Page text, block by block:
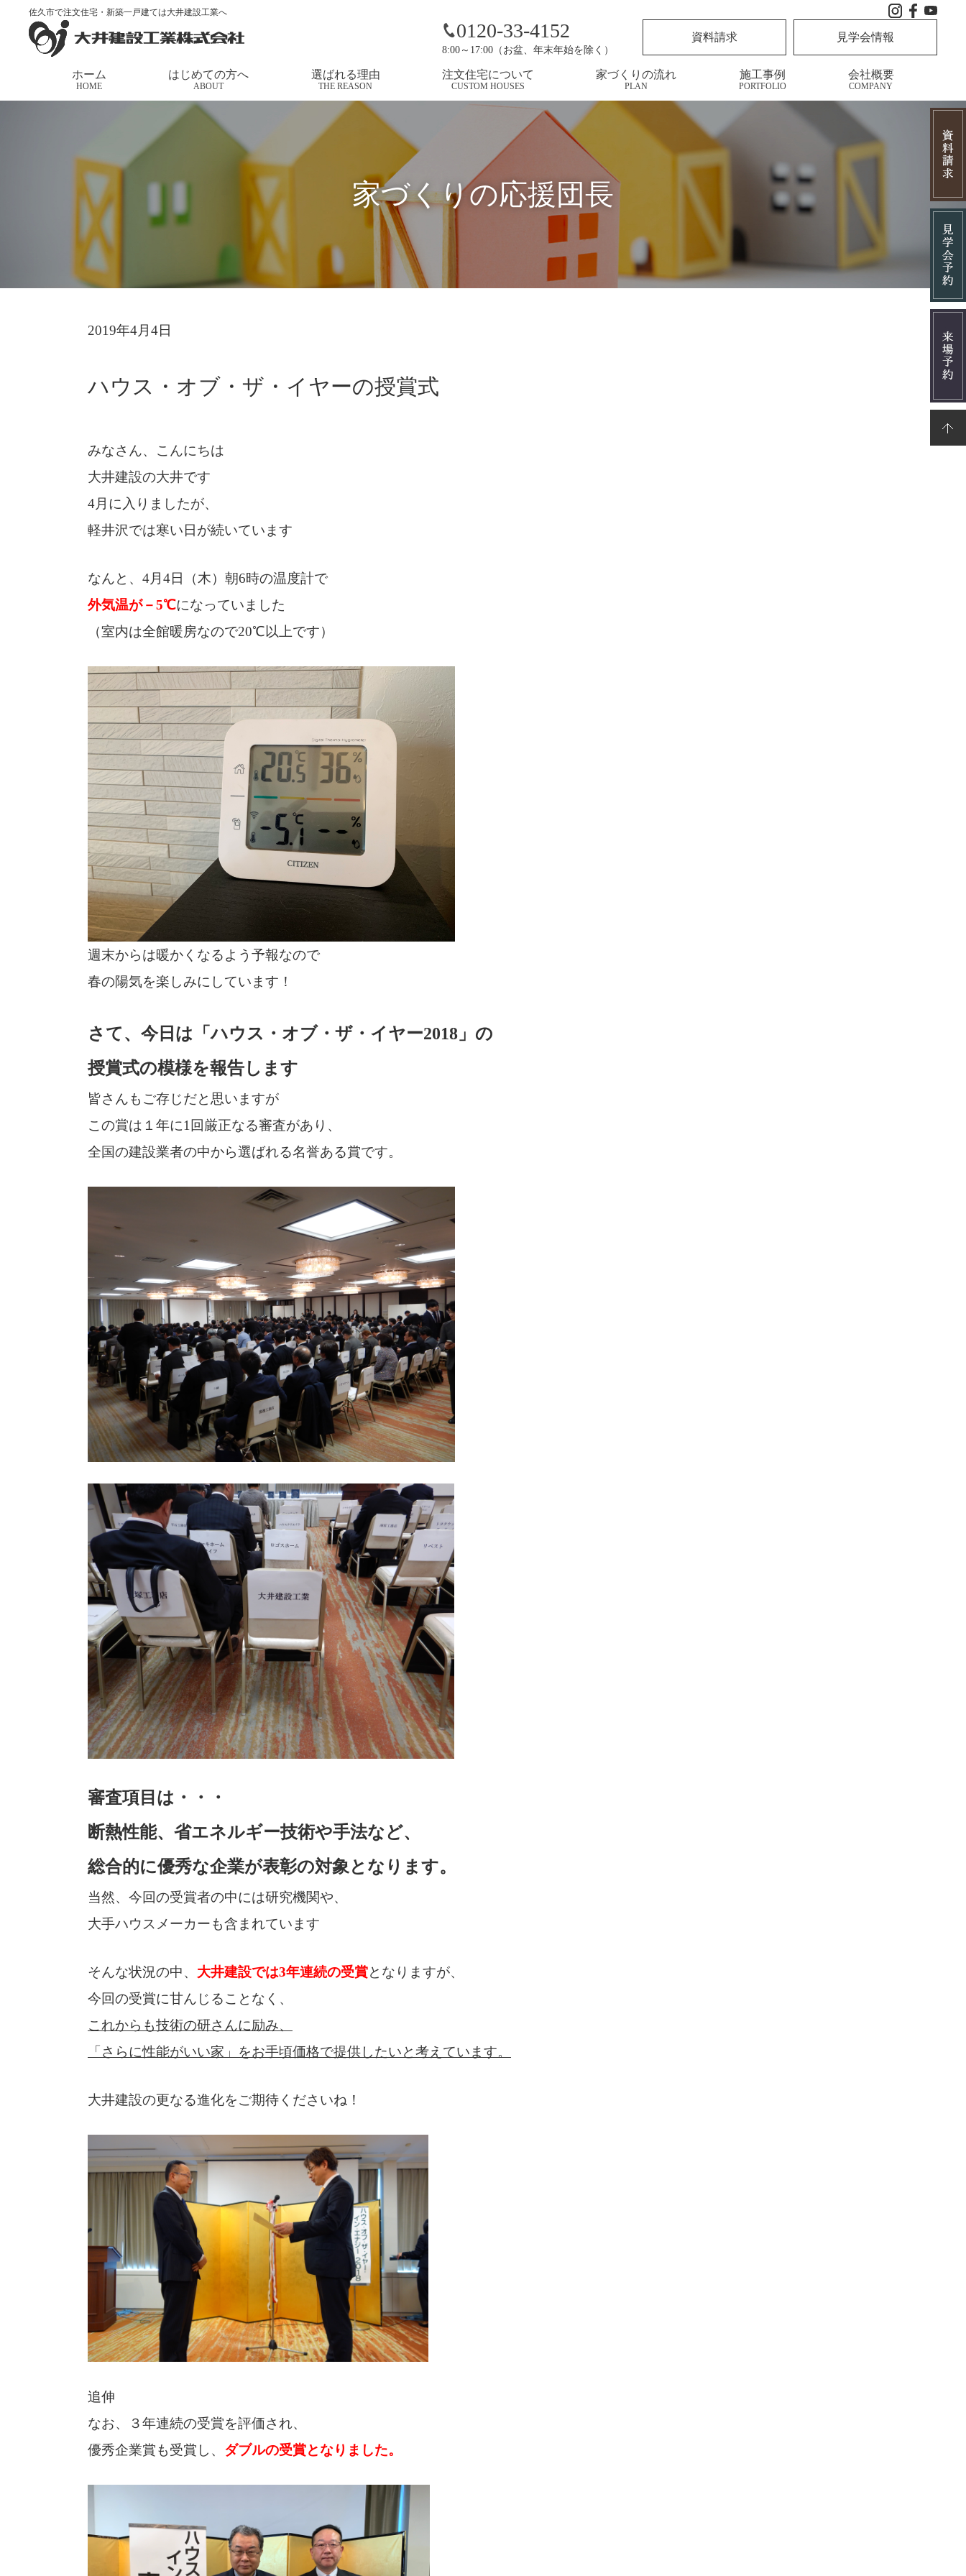
佐久市で注文住宅・新築一戸建ては大井建設工業へ
0120-33-4152
8:00～17:00（お盆、年末年始を除く）
資料請求 見学会情報
ホーム
HOME
はじめての方へ
ABOUT
選ばれる理由
THE REASON
注文住宅について
CUSTOM HOUSES
家づくりの流れ
PLAN
施工事例
PORTFOLIO
会社概要
COMPANY
家づくりの応援団長
トップページ > 家づくりの応援団長
2019年4月4日
ハウス・オブ・ザ・イヤーの授賞式
みなさん、こんにちは
大井建設の大井です
4月に入りましたが、
軽井沢では寒い日が続いています
なんと、4月4日（木）朝6時の温度計で
外気温が－5℃になっていました
（室内は全館暖房なので20℃以上です）
週末からは暖かくなるよう予報なので
春の陽気を楽しみにしています！
さて、今日は「ハウス・オブ・ザ・イヤー2018」の
授賞式の模様を報告します
皆さんもご存じだと思いますが
この賞は１年に1回厳正なる審査があり、
全国の建設業者の中から選ばれる名誉ある賞です。
審査項目は・・・
断熱性能、省エネルギー技術や手法など、
総合的に優秀な企業が表彰の対象となります。
当然、今回の受賞者の中には研究機関や、
大手ハウスメーカーも含まれています
そんな状況の中、 大井建設では3年連続の受賞となりますが、
今回の受賞に甘んじることなく、
これからも技術の研さんに励み、
「さらに性能がいい家」をお手頃価格で提供したいと考えています。
大井建設の更なる進化をご期待くださいね！
追伸
なお、３年連続の受賞を評価され、
優秀企業賞も受賞し、 ダブルの受賞となりました。